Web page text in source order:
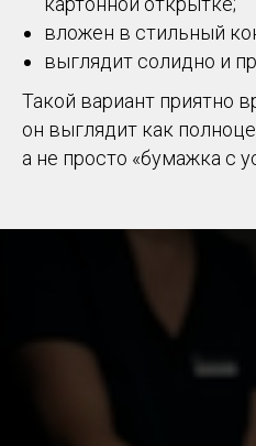
вложен в стильный
выглядит солидно и
Такой вариант приятно
он выглядит как
а не просто «бумажка с